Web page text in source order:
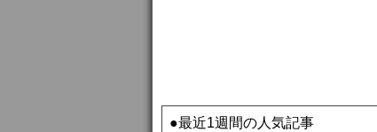
●最近1週間の人気記事